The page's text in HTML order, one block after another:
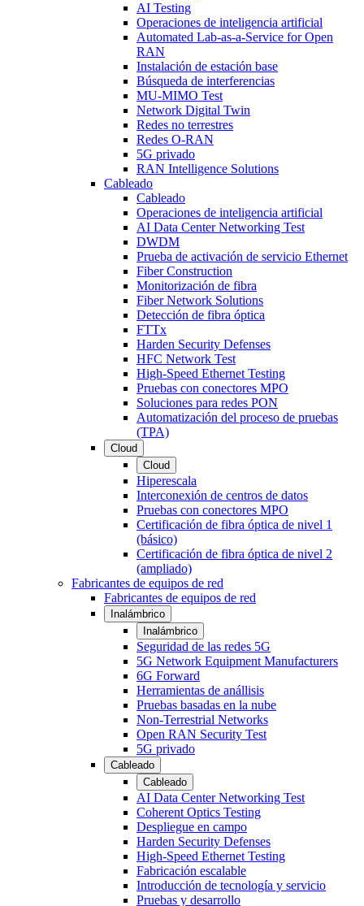
AI Testing
Operaciones de inteligencia artificial
Automated Lab-as-a-Service for Open
RAN
Instalación de estación base
Búsqueda de interferencias
MU-MIMO Test
Network Digital Twin
Redes no terrestres
Redes O-RAN
5G privado
RAN Intelligence Solutions
Cableado
Cableado
Operaciones de inteligencia artificial
AI Data Center Networking Test
DWDM
Prueba de activación de servicio Ethernet
Fiber Construction
Monitorización de fibra
Fiber Network Solutions
Detección de fibra óptica
FTTx
Harden Security Defenses
HFC Network Test
High-Speed Ethernet Testing
Pruebas con conectores MPO
Soluciones para redes PON
Automatización del proceso de pruebas
(TPA)
Cloud
Cloud
Hiperescala
Interconexión de centros de datos
Pruebas con conectores MPO
Certificación de fibra óptica de nivel 1
(básico)
Certificación de fibra óptica de nivel 2
(ampliado)
Fabricantes de equipos de red
Fabricantes de equipos de red
Inalámbrico
Inalámbrico
Seguridad de las redes 5G
5G Network Equipment Manufacturers
6G Forward
Herramientas de anállisis
Pruebas basadas en la nube
Non-Terrestrial Networks
Open RAN Security Test
5G privado
Cableado
Cableado
AI Data Center Networking Test
Coherent Optics Testing
Despliegue en campo
Harden Security Defenses
High-Speed Ethernet Testing
Fabricación escalable
Introducción de tecnología y servicio
Pruebas y desarrollo